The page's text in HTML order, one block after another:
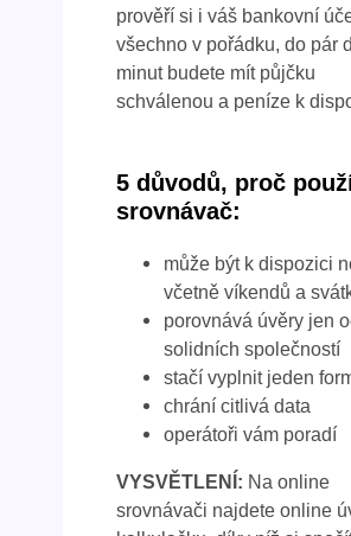
prověří si i váš bankovní
všechno v pořádku, do pár
minut budete mít půjčku
schválenou a peníze k
5 důvodů, proč
srovnávač:
může být k dispozici
včetně víkendů a
porovnává úvěry jen
solidních společností
stačí vyplnit jeden
chrání citlivá data
operátoři vám poradí
VYSVĚTLENÍ: Na online
srovnávači najdete online